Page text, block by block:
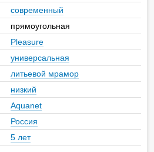
современный
прямоугольная
Pleasure
универсальная
литьевой мрамор
низкий
Aquanet
Россия
5 лет